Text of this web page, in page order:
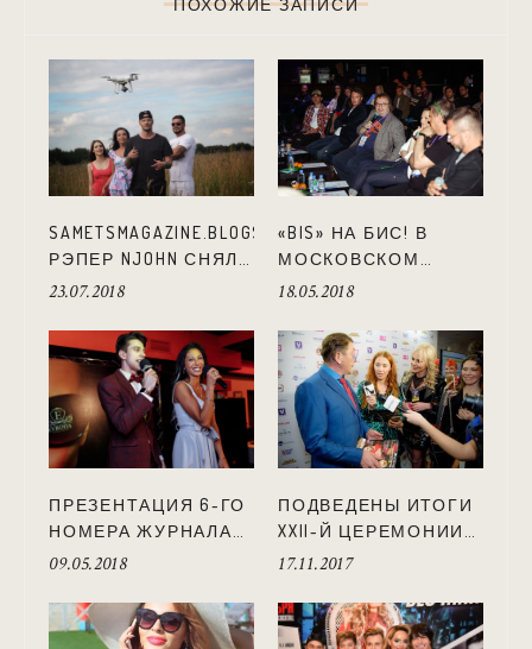
ПОХОЖИЕ ЗАПИСИ
SAMETSMAGAZINE.BLOGSPOT.COM:
РЭПЕР NJOHN СНЯЛ
НОВЫЙ КЛИП
23.07.2018
«BIS» НА БИС! В
МОСКОВСКОМ
КЛУБЕ «AGLOMERAT»
МОЛОДЫХ
АРТИСТОВ И
ПРОДЮСЕРОВ.
18.05.2018
ПРЕЗЕНТАЦИЯ 6-ГО
НОМЕРА ЖУРНАЛА
LUXURY LADY ПРОШЛА
09.05.2018
ПОДВЕДЕНЫ ИТОГИ
XXII-Й ЦЕРЕМОНИИ
ВРУЧЕНИЯ
МУЗЫКАЛЬНОЙ
ПРЕМИИ «ЗОЛОТОЙ
17.11.2017